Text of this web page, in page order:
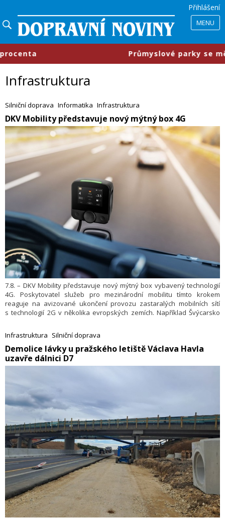
Přihlášení
MENU
​Průmyslové parky se mění, firmy chtějí
Infrastruktura
Silniční doprava Informatika Infrastruktura
DKV Mobility představuje nový mýtný box 4G
7.8. – DKV Mobility představuje nový mýtný box vybavený technologií
4G. Poskytovatel služeb pro mezinárodní mobilitu tímto krokem
reaguje na avizované ukončení provozu zastaralých mobilních sítí
s technologií 2G v několika evropských zemích. Například Švýcarsko
vozidla s celkovou hmotností více než 3,5 tuny. Plány na ukončení
mýtných služeb používajících technologii 2G do konce roku
2030 oznámily i další země, mezi něž patří Německo, Francie, Nizozemí,
Belgie a Norsko. Nová generace mýtného boxu DKV Box Europe rozšíří
portfolio služeb společnosti DKV Mobility pro evropské elektronické
čtvrtletí 2025.
Infrastruktura Silniční doprava
​Demolice lávky u pražského letiště Václava Havla
uzavře dálnici D7